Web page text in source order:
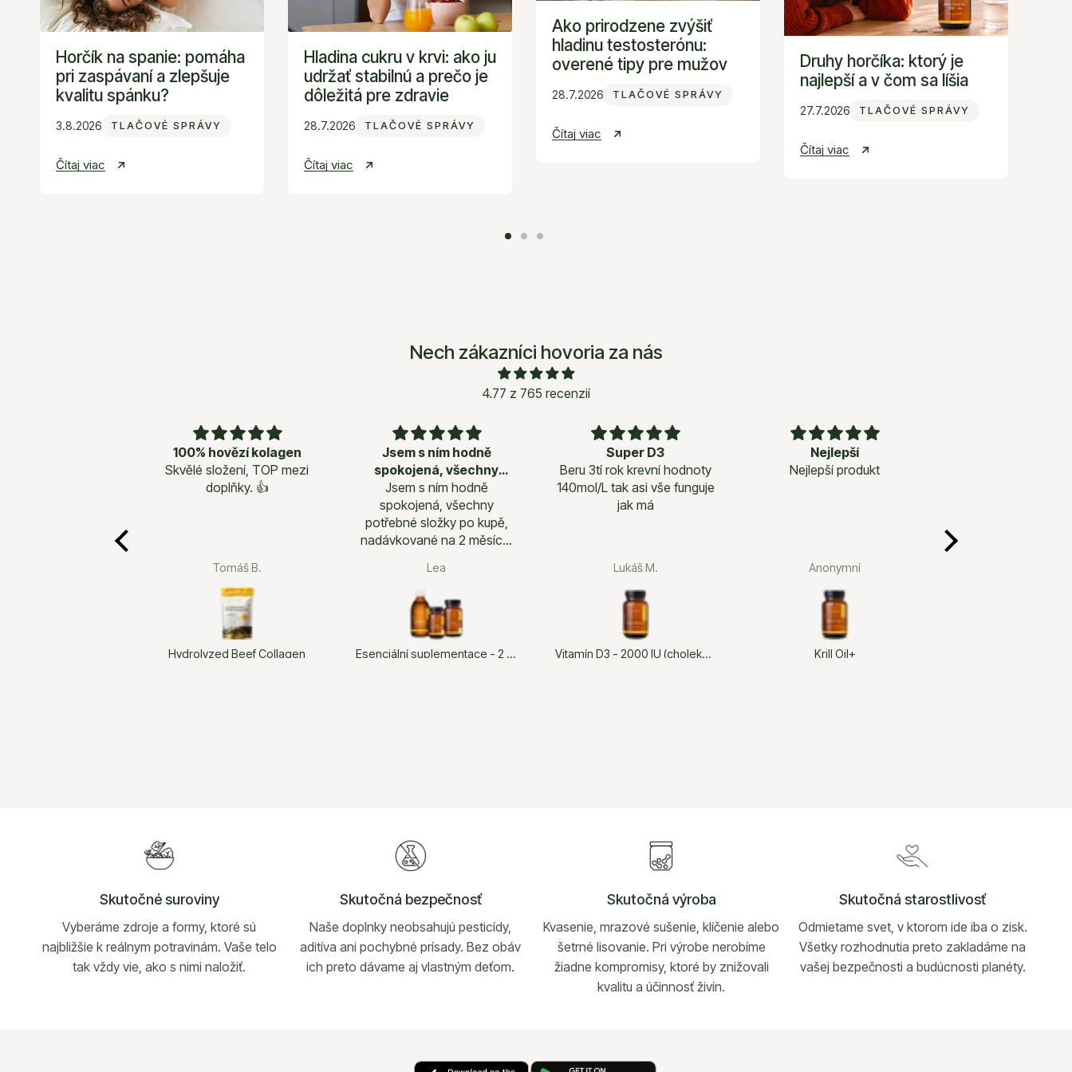
zlepšuje
kvalitu
spánku?
Horčík na spanie: pomáha
pri zaspávaní a zlepšuje
kvalitu spánku?
3.8.2026 TLAČOVÉ SPRÁVY
Čítaj viac
stabilnú
prečo
pre
Hladina cukru v krvi: ako ju
udržať stabilnú a prečo je
dôležitá pre zdravie
28.7.2026 TLAČOVÉ SPRÁVY
Čítaj viac
pre
mužov
Ako prirodzene zvýšiť
hladinu testosterónu:
overené tipy pre mužov
28.7.2026 TLAČOVÉ SPRÁVY
Čítaj viac
v
čom
líšiaDruhy horčíka: ktorý je
najlepší a v čom sa líšia
27.7.2026 TLAČOVÉ SPRÁVY
Čítaj viac
Nech zákazníci hovoria za nás
4.77 z 765 recenzií
100% hovězí kolagen
Skvělé složení, TOP mezi
doplňky. 👍
Tomáš B.
Hydrolyzed Beef Collagen
Jsem s ním hodně
spokojená, všechny
potřebné
Jsem s ním hodně
spokojená, všechny
potřebné složky po kupě,
nadávkované na 2 měsíce,
Pavlínky z non toxic ♥ které
důvěřuji, takže jsem
přesvědčena, že moje tělo,
které již není nejmladší, tuto
skupinu produktů ocení.
Lea
Esenciální suplementace - 2 měsíce
Super D3
Beru 3tí rok krevní hodnoty
140mol/L tak asi vše funguje
jak má
Lukáš M.
Vitamín D3 - 2000 IU (cholekalciferol)
Nejlepší
Nejlepší produkt
Anonymní
Krill Oil+
Skutočné suroviny
Vyberáme zdroje a formy, ktoré sú
najbližšie k reálnym potravinám. Vaše telo
tak vždy vie, ako s nimi naložiť.
Skutočná bezpečnosť
Naše doplnky neobsahujú pesticídy,
aditíva ani pochybné prísady. Bez obáv
ich preto dávame aj vlastným deťom.
Skutočná výroba
Kvasenie, mrazové sušenie, klíčenie alebo
šetrné lisovanie. Pri výrobe nerobíme
žiadne kompromisy, ktoré by znižovali
kvalitu a účinnosť živín.
Skutočná starostlivosť
Odmietame svet, v ktorom ide iba o zisk.
Všetky rozhodnutia preto zakladáme na
vašej bezpečnosti a budúcnosti planéty.